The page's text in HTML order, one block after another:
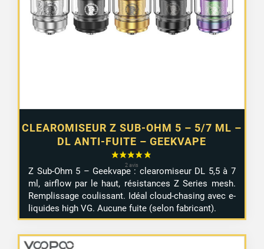
CLEAROMISEUR Z SUB-OHM 5 – 5/7 ML –
DL ANTI-FUITE – GEEKVAPE
Z Sub-Ohm 5 – Geekvape : clearomiseur DL 5,5 à 7
ml, airflow par le haut, résistances Z Series mesh.
Remplissage coulissant. Idéal cloud-chasing avec e-
liquides high VG. Aucune fuite (selon fabricant).